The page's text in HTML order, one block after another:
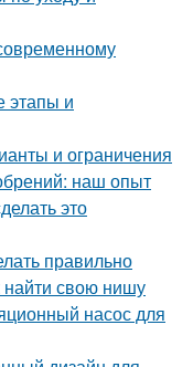
этапы и
и ограничения
наш опыт
это
правильно
найти свою нишу
насос для